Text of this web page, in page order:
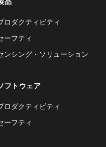
ロダクティビティ
ーフティ
ンシング・ソリューション
フトウェア
ロダクティビティ
ーフティ